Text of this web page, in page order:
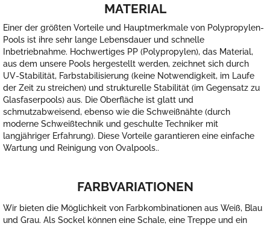
MATERIAL
Einer der größten Vorteile und Hauptmerkmale von Polypropylen-
Pools ist ihre sehr lange Lebensdauer und schnelle
Inbetriebnahme. Hochwertiges PP (Polypropylen), das Material,
aus dem unsere Pools hergestellt werden, zeichnet sich durch
UV-Stabilität, Farbstabilisierung (keine Notwendigkeit, im Laufe
der Zeit zu streichen) und strukturelle Stabilität (im Gegensatz zu
Glasfaserpools) aus. Die Oberfläche ist glatt und
schmutzabweisend, ebenso wie die Schweißnähte (durch
moderne Schweißtechnik und geschulte Techniker mit
langjähriger Erfahrung). Diese Vorteile garantieren eine einfache
Wartung und Reinigung von Ovalpools..
FARBVARIATIONEN
Wir bieten die Möglichkeit von Farbkombinationen aus Weiß, Blau
und Grau. Als Sockel können eine Schale, eine Treppe und ein